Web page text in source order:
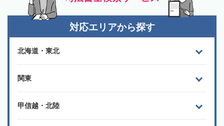
対応エリアから探す
北海道・東北
関東
甲信越・北陸